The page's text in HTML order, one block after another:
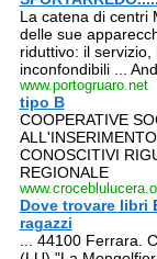
La catena di centri
delle sue
riduttivo: il
inconfondibili ...
www.portogruaro.net
tipo B
COOPERATIVE
CONOSCITIVI
REGIONALE
Dove trovare libri
ragazzi
... 44100 Ferrara.